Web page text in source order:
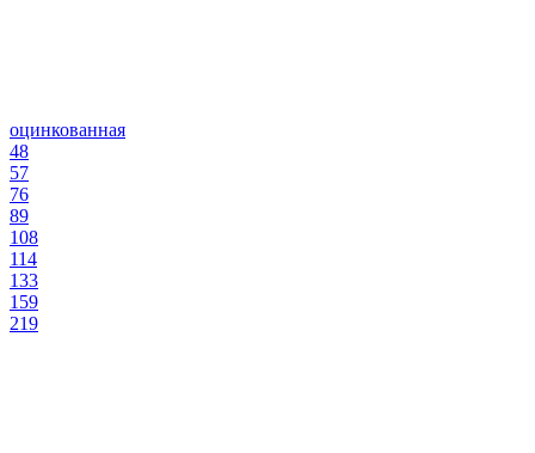
оцинкованная
48
57
76
89
108
114
133
159
219